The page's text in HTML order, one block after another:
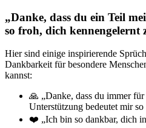
„Danke, dass du ein Teil
so froh, dich kennengelernt
Hier sind einige inspirierende
Dankbarkeit für besondere
kannst:
🙏 „Danke, dass du immer
Unterstützung bedeutet mir
❤️ „Ich bin so dankbar, dich